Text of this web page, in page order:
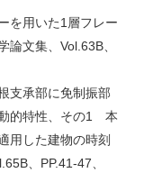
を用いた1層フレー
論文集、Vol.63B、
支承部に免制振部
的特性、その1 本
用した建物の時刻
、PP.41-47、